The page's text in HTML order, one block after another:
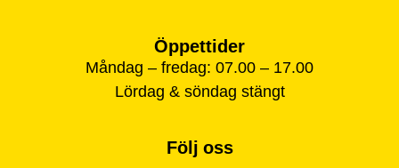
Öppettider
Måndag – fredag: 07.00 – 17.00
Lördag & söndag stängt
Följ oss